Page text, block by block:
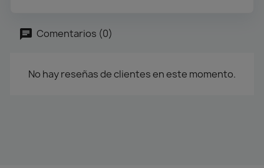
Comentarios (0)
No hay reseñas de clientes en este momento.